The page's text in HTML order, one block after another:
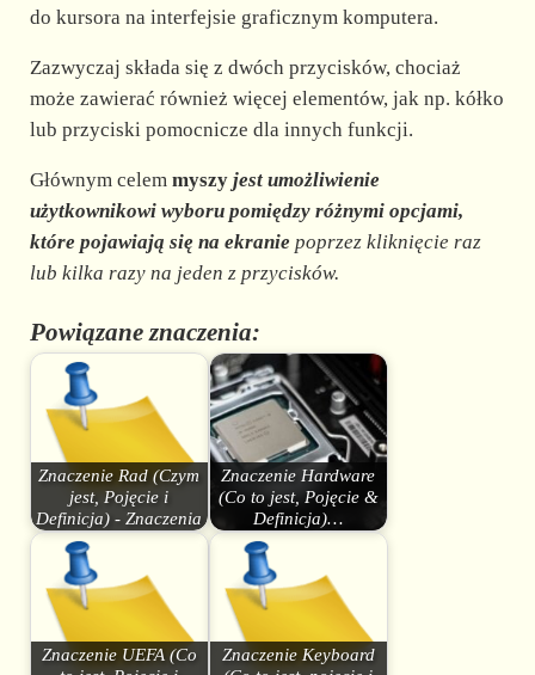
do kursora na interfejsie graficznym komputera.
Zazwyczaj składa się z dwóch przycisków, chociaż
może zawierać również więcej elementów, jak np. kółko
lub przyciski pomocnicze dla innych funkcji.
Głównym celem myszy jest umożliwienie
użytkownikowi wyboru pomiędzy różnymi opcjami,
które pojawiają się na ekranie poprzez kliknięcie raz
lub kilka razy na jeden z przycisków.
Powiązane znaczenia:
Znaczenie Rad (Czym
jest, Pojęcie i
Definicja) - Znaczenia
Znaczenie Hardware
(Co to jest, Pojęcie &
Definicja)…
Znaczenie UEFA (Co
Znaczenie Keyboard